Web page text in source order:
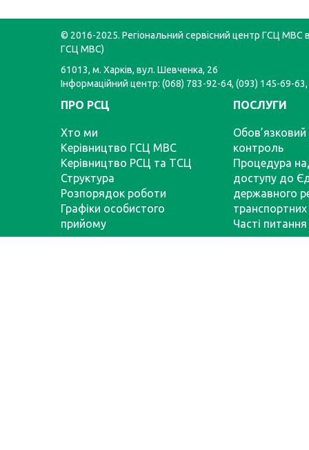
© 2016-2025. Регіональний сервісний центр ГСЦ МВС в
ГСЦ МВС)
61013, м. Харків, вул. Шевченка, 26
Інформаційний центр: (068) 783-92-64, (093) 145-69-
ПРО РСЦ
Хто ми
Керівництво ГСЦ МВС
Керівництво РСЦ та ТСЦ
Структура
Розпорядок роботи
Графіки особистого
прийому
ПОСЛУГИ
Обов’язковий
контроль
Процедура
доступу до
державного
транспортних
Часті питання